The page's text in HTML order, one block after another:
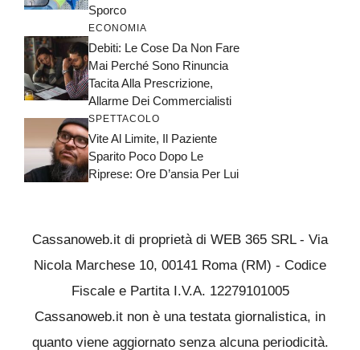
Sporco
ECONOMIA
Debiti: Le Cose Da Non Fare
Mai Perché Sono Rinuncia
Tacita Alla Prescrizione,
Allarme Dei Commercialisti
SPETTACOLO
Vite Al Limite, Il Paziente
Sparito Poco Dopo Le
Riprese: Ore D’ansia Per Lui
Cassanoweb.it di proprietà di WEB 365 SRL - Via
Nicola Marchese 10, 00141 Roma (RM) - Codice
Fiscale e Partita I.V.A. 12279101005
Cassanoweb.it non è una testata giornalistica, in
quanto viene aggiornato senza alcuna periodicità.